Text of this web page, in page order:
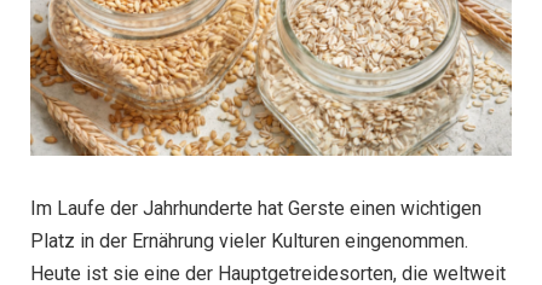
Im Laufe der Jahrhunderte hat Gerste einen wichtigen
Platz in der Ernährung vieler Kulturen eingenommen.
Heute ist sie eine der Hauptgetreidesorten, die weltweit